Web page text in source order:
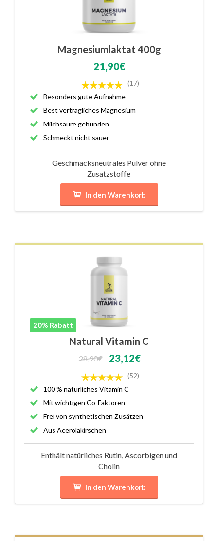
Magnesiumlaktat 400g
21,90€
(17)
Besonders gute Aufnahme
Best verträgliches Magnesium
Milchsäure gebunden
Schmeckt nicht sauer
Geschmacksneutrales Pulver ohne
Zusatzstoffe
In den Warenkorb
20% Rabatt
Natural Vitamin C
28,90€ 23,12€
(52)
100 % natürliches Vitamin C
Mit wichtigen Co-Faktoren
Frei von synthetischen Zusätzen
Aus Acerolakirschen
Enthält natürliches Rutin, Ascorbigen und
Cholin
In den Warenkorb